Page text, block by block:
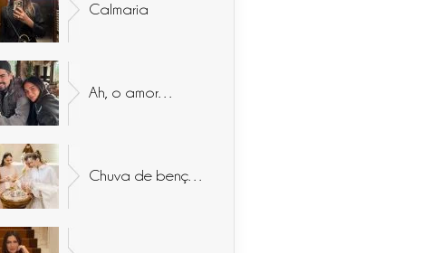
Calmaria
Ah, o amor…